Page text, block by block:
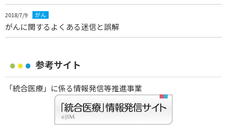
2018/7/9 がん
がんに関するよくある迷信と誤解
参考サイト
「統合医療」に係る情報発信等推進事業